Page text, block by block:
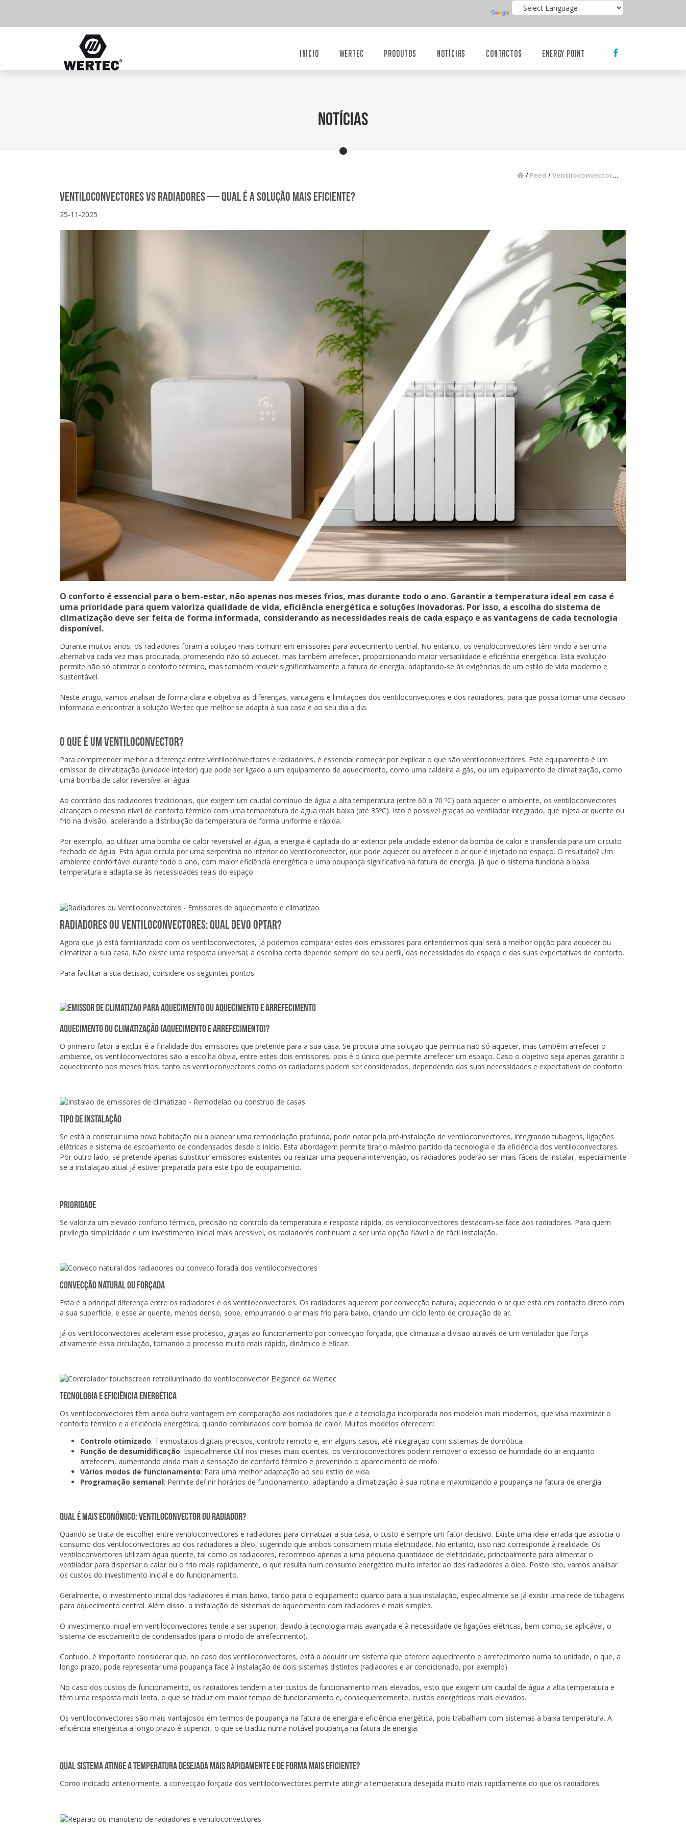
INÍCIO WERTEC PRODUTOS NOTÍCIAS CONTACTOS ENERGY POINT
Notícias
Feed Ventiloconvectores VS Radiadores — Qual é a solução mais eficiente?
Ventiloconvectores VS Radiadores — Qual é a solução mais eficiente?
25-11-2025
O conforto é essencial para o bem-estar, não apenas nos meses frios, mas durante todo o ano. Garantir a temperatura ideal em casa é
uma prioridade para quem valoriza qualidade de vida, eficiência energética e soluções inovadoras. Por isso, a escolha do sistema de
climatização deve ser feita de forma informada, considerando as necessidades reais de cada espaço e as vantagens de cada tecnologia
disponível.
Durante muitos anos, os radiadores foram a solução mais comum em emissores para aquecimento central. No entanto, os ventiloconvectores têm vindo a ser uma
alternativa cada vez mais procurada, prometendo não só aquecer, mas também arrefecer, proporcionando maior versatilidade e eficiência energética. Esta evolução
permite não só otimizar o conforto térmico, mas também reduzir significativamente a fatura de energia, adaptando-se às exigências de um estilo de vida moderno e
sustentável.
Neste artigo, vamos analisar de forma clara e objetiva as diferenças, vantagens e limitações dos ventiloconvectores e dos radiadores, para que possa tomar uma decisão
informada e encontrar a solução Wertec que melhor se adapta à sua casa e ao seu dia a dia.
O que é um ventiloconvector?
Para compreender melhor a diferença entre ventiloconvectores e radiadores, é essencial começar por explicar o que são ventiloconvectores. Este equipamento é um
emissor de climatização (unidade interior) que pode ser ligado a um equipamento de aquecimento, como uma caldeira a gás, ou um equipamento de climatização, como
uma bomba de calor reversível ar-água.
Ao contrário dos radiadores tradicionais, que exigem um caudal contínuo de água a alta temperatura (entre 60 a 70 ºC) para aquecer o ambiente, os ventiloconvectores
alcançam o mesmo nível de conforto térmico com uma temperatura de água mais baixa (até 35ºC). Isto é possível graças ao ventilador integrado, que injeta ar quente ou
frio na divisão, acelerando a distribuição da temperatura de forma uniforme e rápida.
Por exemplo, ao utilizar uma bomba de calor reversível ar-água, a energia é captada do ar exterior pela unidade exterior da bomba de calor e transferida para um circuito
fechado de água. Esta água circula por uma serpentina no interior do ventiloconvector, que pode aquecer ou arrefecer o ar que é injetado no espaço. O resultado? Um
ambiente confortável durante todo o ano, com maior eficiência energética e uma poupança significativa na fatura de energia, já que o sistema funciona a baixa
temperatura e adapta-se às necessidades reais do espaço.
Radiadores ou Ventiloconvectores: Qual devo optar?
Agora que já está familiarizado com os ventiloconvectores, já podemos comparar estes dois emissores para entendermos qual será a melhor opção para aquecer ou
climatizar a sua casa. Não existe uma resposta universal; a escolha certa depende sempre do seu perfil, das necessidades do espaço e das suas expectativas de conforto.
Para facilitar a sua decisão, considere os seguintes pontos:
Aquecimento ou climatização (aquecimento e arrefecimento)?
O primeiro fator a excluir é a finalidade dos emissores que pretende para a sua casa. Se procura uma solução que permita não só aquecer, mas também arrefecer o
ambiente, os ventiloconvectores são a escolha óbvia, entre estes dois emissores, pois é o único que permite arrefecer um espaço. Caso o objetivo seja apenas garantir o
aquecimento nos meses frios, tanto os ventiloconvectores como os radiadores podem ser considerados, dependendo das suas necessidades e expectativas de conforto.
Tipo de instalação
Se está a construir uma nova habitação ou a planear uma remodelação profunda, pode optar pela pré-instalação de ventiloconvectores, integrando tubagens, ligações
elétricas e sistema de escoamento de condensados desde o início. Esta abordagem permite tirar o máximo partido da tecnologia e da eficiência dos ventiloconvectores.
Por outro lado, se pretende apenas substituir emissores existentes ou realizar uma pequena intervenção, os radiadores poderão ser mais fáceis de instalar, especialmente
se a instalação atual já estiver preparada para este tipo de equipamento.
Prioridade
Se valoriza um elevado conforto térmico, precisão no controlo da temperatura e resposta rápida, os ventiloconvectores destacam-se face aos radiadores. Para quem
privilegia simplicidade e um investimento inicial mais acessível, os radiadores continuam a ser uma opção fiável e de fácil instalação.
Convecção natural ou forçada
Esta é a principal diferença entre os radiadores e os ventiloconvectores. Os radiadores aquecem por convecção natural, aquecendo o ar que está em contacto direto com
a sua superfície, e esse ar quente, menos denso, sobe, empurrando o ar mais frio para baixo, criando um ciclo lento de circulação de ar.
Já os ventiloconvectores aceleram esse processo, graças ao funcionamento por convecção forçada, que climatiza a divisão através de um ventilador que força
ativamente essa circulação, tornando o processo muito mais rápido, dinâmico e eficaz.
Tecnologia e eficiência energética
Os ventiloconvectores têm ainda outra vantagem em comparação aos radiadores que é a tecnologia incorporada nos modelos mais modernos, que visa maximizar o
conforto térmico e a eficiência energética, quando combinados com bomba de calor. Muitos modelos oferecem:
Controlo otimizado: Termostatos digitais precisos, controlo remoto e, em alguns casos, até integração com sistemas de domótica.
Função de desumidificação: Especialmente útil nos meses mais quentes, os ventiloconvectores podem remover o excesso de humidade do ar enquanto
arrefecem, aumentando ainda mais a sensação de conforto térmico e prevenindo o aparecimento de mofo.
Vários modos de funcionamento: Para uma melhor adaptação ao seu estilo de vida.
Programação semanal: Permite definir horários de funcionamento, adaptando a climatização à sua rotina e maximizando a poupança na fatura de energia.
Qual é mais económico: Ventiloconvector ou Radiador?
Quando se trata de escolher entre ventiloconvectores e radiadores para climatizar a sua casa, o custo é sempre um fator decisivo. Existe uma ideia errada que associa o
consumo dos ventiloconvectores ao dos radiadores a óleo, sugerindo que ambos consomem muita eletricidade. No entanto, isso não corresponde à realidade. Os
ventiloconvectores utilizam água quente, tal como os radiadores, recorrendo apenas a uma pequena quantidade de eletricidade, principalmente para alimentar o
ventilador para dispersar o calor ou o frio mais rapidamente, o que resulta num consumo energético muito inferior ao dos radiadores a óleo. Posto isto, vamos analisar
os custos do investimento inicial e do funcionamento.
Geralmente, o investimento inicial dos radiadores é mais baixo, tanto para o equipamento quanto para a sua instalação, especialmente se já existir uma rede de tubagens
para aquecimento central. Além disso, a instalação de sistemas de aquecimento com radiadores é mais simples.
O investimento inicial em ventiloconvectores tende a ser superior, devido à tecnologia mais avançada e à necessidade de ligações elétricas, bem como, se aplicável, o
sistema de escoamento de condensados (para o modo de arrefecimento).
Contudo, é importante considerar que, no caso dos ventiloconvectores, está a adquirir um sistema que oferece aquecimento e arrefecimento numa só unidade, o que, a
longo prazo, pode representar uma poupança face à instalação de dois sistemas distintos (radiadores e ar condicionado, por exemplo).
No caso dos custos de funcionamento, os radiadores tendem a ter custos de funcionamento mais elevados, visto que exigem um caudal de água a alta temperatura e
têm uma resposta mais lenta, o que se traduz em maior tempo de funcionamento e, consequentemente, custos energéticos mais elevados.
Os ventiloconvectores são mais vantajosos em termos de poupança na fatura de energia e eficiência energética, pois trabalham com sistemas a baixa temperatura. A
eficiência energética a longo prazo é superior, o que se traduz numa notável poupança na fatura de energia.
Qual sistema atinge a temperatura desejada mais rapidamente e de forma mais eficiente?
Como indicado anteriormente, a convecção forçada dos ventiloconvectores permite atingir a temperatura desejada muito mais rapidamente do que os radiadores.